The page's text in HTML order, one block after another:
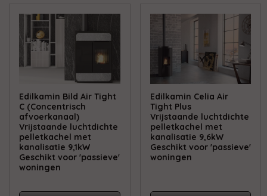
Edilkamin Bild Air Tight
C (Concentrisch
afvoerkanaal)
Vrijstaande luchtdichte
pelletkachel met
kanalisatie 9,1kW
Geschikt voor 'passieve'
woningen
Edilkamin Celia Air
Tight Plus
Vrijstaande luchtdichte
pelletkachel met
kanalisatie 9,6kW
Geschikt voor 'passieve'
woningen